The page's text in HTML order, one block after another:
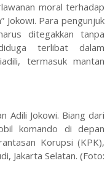
moral terhadap
Jokowi. Para pengunjuk
ditegakkan tanpa
terlibat dalam
termasuk mantan
Adili Jokowi. Biang dari
komando di depan
Korupsi (KPK),
Jakarta Selatan. (Foto: